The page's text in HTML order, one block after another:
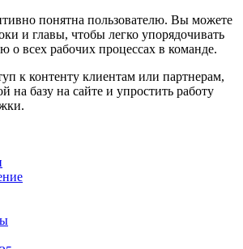
понятна пользователю. Вы можете
и главы, чтобы легко упорядочивать
всех рабочих процессах в команде.
к контенту клиентам или партнерам,
на базу на сайте и упростить работу